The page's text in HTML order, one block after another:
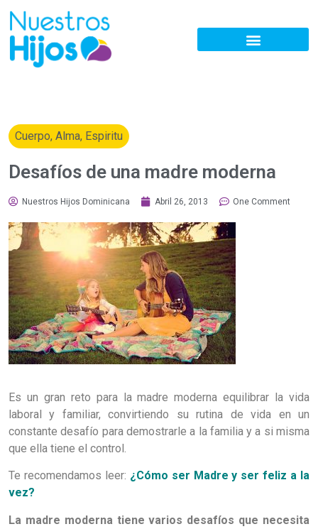
Cuerpo, Alma, Espiritu
Desafíos de una madre moderna
Nuestros Hijos Dominicana Abril 26, 2013 One Comment
Es un gran reto para la madre moderna equilibrar la vida
laboral y familiar, convirtiendo su rutina de vida en un
constante desafío para demostrarle a la familia y a si misma
que ella tiene el control.
Te recomendamos leer: ¿Cómo ser Madre y ser feliz a la
vez?
La madre moderna tiene varios desafíos que necesita